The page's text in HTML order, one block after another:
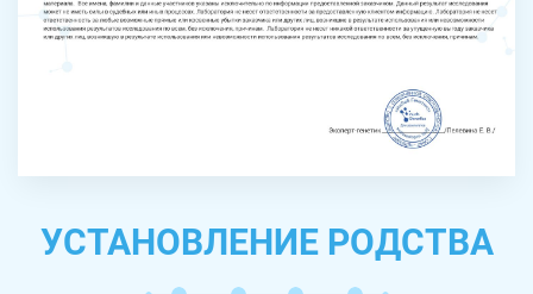
УСТАНОВЛЕНИЕ РОДСТВА